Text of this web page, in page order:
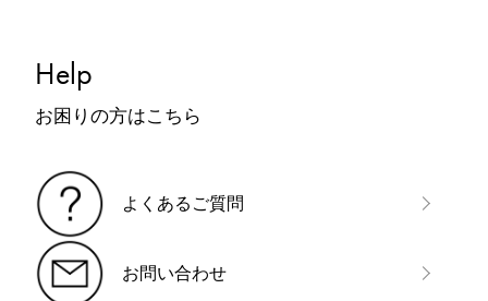
Help
お困りの方はこちら
よくあるご質問
お問い合わせ